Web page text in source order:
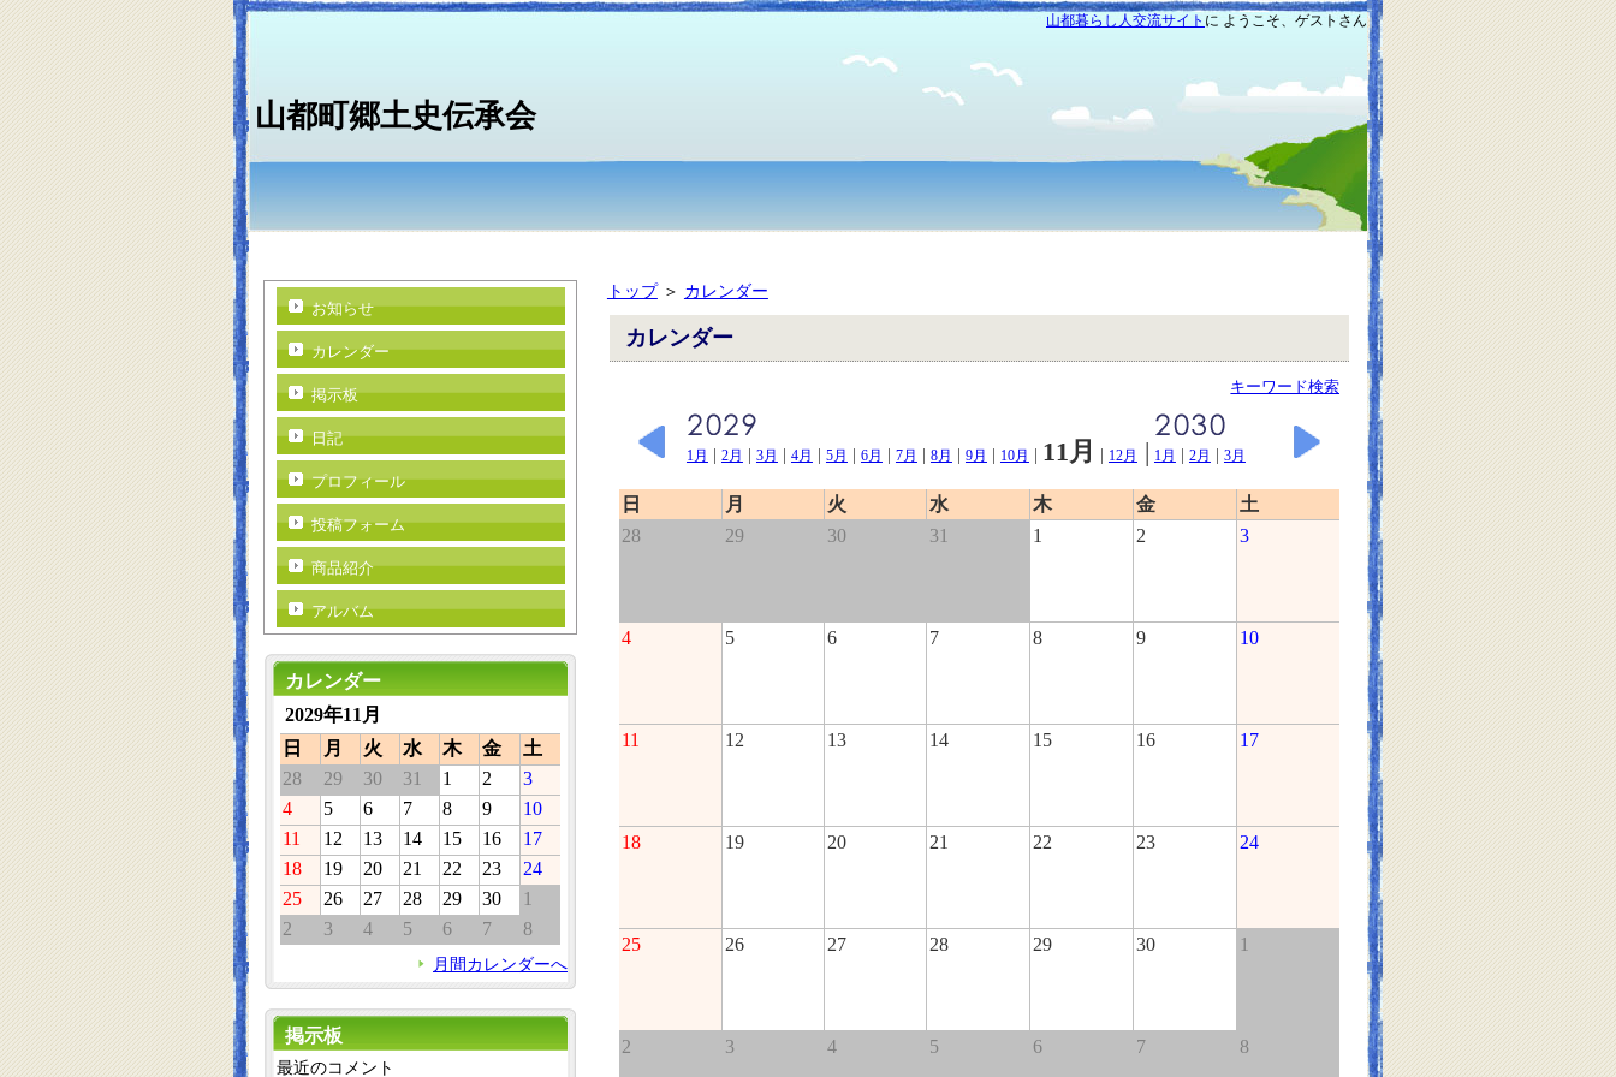
山都暮らし人交流サイト に ようこそ、ゲストさん
山都町郷土史伝承会
トップ＞ カレンダー
カレンダー
キーワード検索
1月 | 2月 | 3月 | 4月 | 5月 | 6月 | 7月 | 8月 | 9月 | 10月 | 11月 | 12月 | 1月 | 2月 | 3月
日 月 火 水 木 金
土
28
29 30 31 1 2 3
4 5 6 7 8 9 10
11 12 13 14 15 16 17
18 19 20 21 22 23 24
25 26 27 28 29 30 1
2 3 4 5 6 7 8
お知らせ
カレンダー
掲示板
日記
プロフィール
投稿フォーム
商品紹介
アルバム
カレンダー
2029年11月
日
月 火 水 木 金
土
28
29 30 31 1 2
3
4
5 6 7 8 9
10
11
12 13 14 15 16
17
18
19 20 21 22 23
24
25
26 27 28 29 30
1
2
3 4 5 6 7 8
月間カレンダーへ
掲示板
最近のコメント